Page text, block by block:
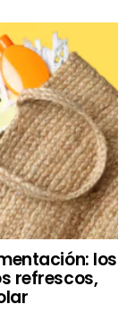
los
refrescos,